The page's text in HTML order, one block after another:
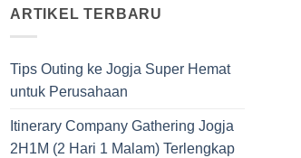
ARTIKEL TERBARU
Tips Outing ke Jogja Super Hemat
untuk Perusahaan
Itinerary Company Gathering Jogja
2H1M (2 Hari 1 Malam) Terlengkap